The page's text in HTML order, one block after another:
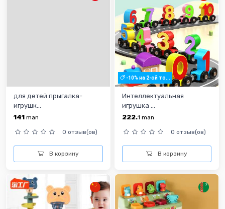
для детей прыгалка-
игрушк...
141 man
0 отзыв(ов)
В корзину
-10% на 2-ой то...
Интеллектуальная
игрушка ...
222.1 man
0 отзыв(ов)
В корзину